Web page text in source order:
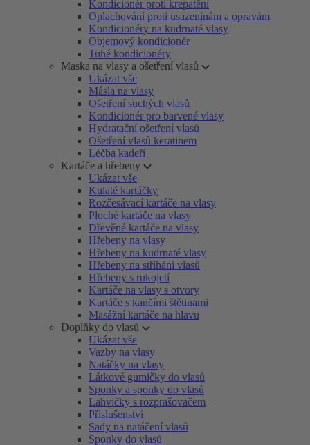
Kondicionér proti krepatění
Oplachování proti usazeninám a opravám
Kondicionéry na kudrnaté vlasy
Objemový kondicionér
Tuhé kondicionéry
Maska na vlasy a ošetření vlasů
Ukázat vše
Másla na vlasy
Ošetření suchých vlasů
Kondicionér pro barvené vlasy
Hydratační ošetření vlasů
Ošetření vlasů keratinem
Léčba kadeří
Kartáče a hřebeny
Ukázat vše
Kulaté kartáčky
Rozčesávací kartáče na vlasy
Ploché kartáče na vlasy
Dřevěné kartáče na vlasy
Hřebeny na vlasy
Hřebeny na kudrnaté vlasy
Hřebeny na stříhání vlasů
Hřebeny s rukojetí
Kartáče na vlasy s otvory
Kartáče s kančími štětinami
Masážní kartáče na hlavu
Doplňky do vlasů
Ukázat vše
Vazby na vlasy
Natáčky na vlasy
Látkové gumičky do vlasů
Sponky a sponky do vlasů
Lahvičky s rozprašovačem
Příslušenství
Sady na natáčení vlasů
Sponky do vlasů